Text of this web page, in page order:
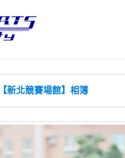
新北競賽場館】相簿